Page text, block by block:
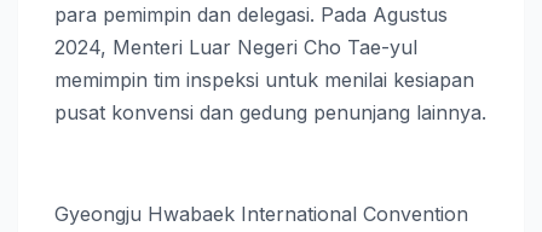
para pemimpin dan delegasi. Pada Agustus
2024, Menteri Luar Negeri Cho Tae-yul
memimpin tim inspeksi untuk menilai kesiapan
pusat konvensi dan gedung penunjang lainnya.
Gyeongju Hwabaek International Convention